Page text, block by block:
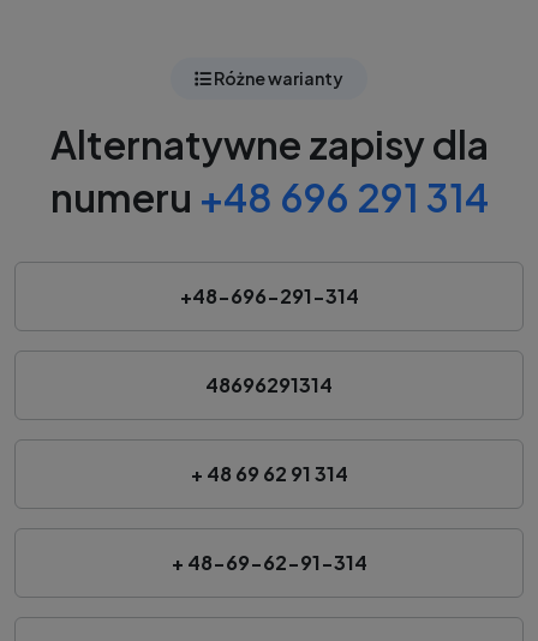
Różne warianty
Alternatywne zapisy dla
numeru +48 696 291 314
+48-696-291-314
48696291314
+ 48 69 62 91 314
+ 48-69-62-91-314